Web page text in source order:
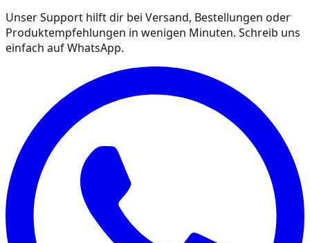
Unser Support hilft dir bei Versand, Bestellungen oder
Produktempfehlungen in wenigen Minuten. Schreib uns
einfach auf WhatsApp.